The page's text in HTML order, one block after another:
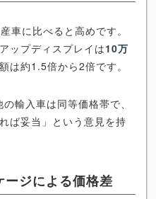
車に比べると高めです。
ップディスプレイは10万
は約1.5倍から2倍です。
輸入車は同等価格帯で、
ば妥当」という意見を持
ジによる価格差